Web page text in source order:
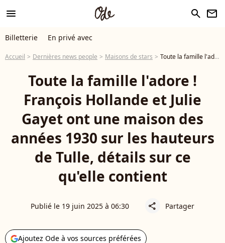
menu search newsletter
Billetterie En privé avec
Accueil Dernières news people Maisons de stars Toute la famille l'adore ! François Hollande et Julie Gayet ont une maison des années 1930 sur les hauteurs de Tulle, détails sur ce qu'elle contient
Toute la famille l'adore !
François Hollande et Julie
Gayet ont une maison des
années 1930 sur les hauteurs
de Tulle, détails sur ce
qu'elle contient
Publié le 19 juin 2025 à 06:30 share Partager
Ajoutez Ode à vos sources préférées